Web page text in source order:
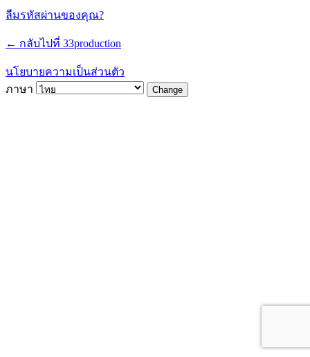
ลืมรหัสผ่านของคุณ?
← กลับไปที่ 33production
นโยบายความเป็นส่วนตัว
ภาษา